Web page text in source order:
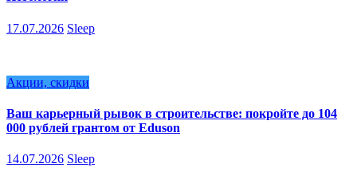
17.07.2026 Sleep
Акции, скидки
Ваш карьерный рывок в строительстве: покройте до 104
000 рублей грантом от Eduson
14.07.2026 Sleep